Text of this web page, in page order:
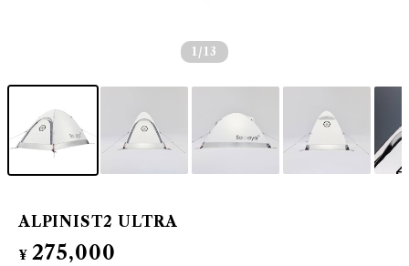
1 /13
ALPINIST2 ULTRA
¥ 275,000